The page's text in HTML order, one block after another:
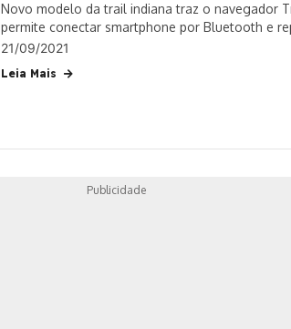
Novo modelo da trail indiana traz o navegador
permite conectar smartphone por Bluetooth e
modelo passa dos R$ 20 mil
21/09/2021
Leia Mais
Publicidade